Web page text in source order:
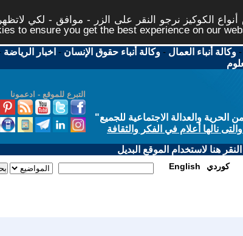
الكوكيز نرجو النقر على الزر - موافق - لكي
to ensure you get the best experience on our
-وكالة أنباء العمال -وكالة أنباء حقوق الإنسان - اخبار الرياضة
التبرع للموقع - ادعمونا
والعدالة الاجتماعية للجميع"
نالها أعلام في الفكر والثقافة
هنا لاستخدام الموقع البديل
English كوردي